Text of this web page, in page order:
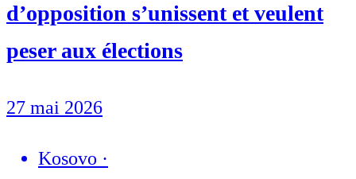
d’opposition s’unissent et veulent
peser aux élections
27 mai 2026
Kosovo ·